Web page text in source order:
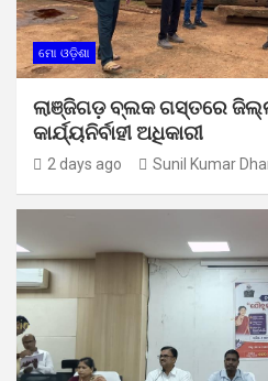
ମୋ ଓଡ଼ିଶା
ଲାଞ୍ଜିଗଡ଼ ବ୍ଲକ ଗସ୍ତରେ
କାର୍ଯ୍ୟନିର୍ବାହୀ ଅଧିକାରୀ
2 days ago Sunil Kumar